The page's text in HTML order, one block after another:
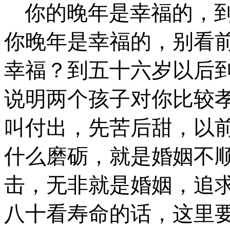
你的晚年是幸福的，
你晚年是幸福的，别看
幸福？到五十六岁以后
说明两个孩子对你比较
叫付出，先苦后甜，以
什么磨砺，就是婚姻不
击，无非就是婚姻，追
八十看寿命的话，这里